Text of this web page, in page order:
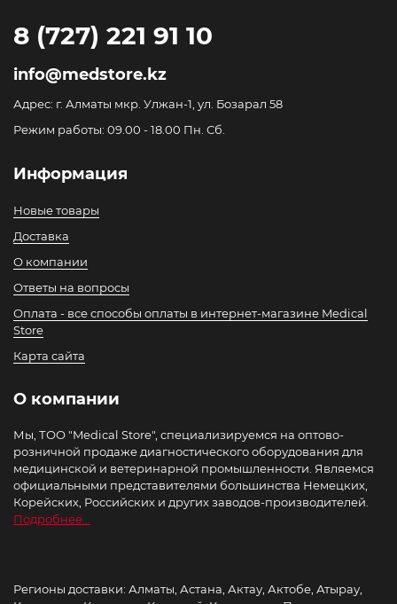
8 (727) 221 91 10
info@medstore.kz
Адрес: г. Алматы мкр. Улжан-1, ул. Бозарал 58
Режим работы: 09.00 - 18.00 Пн. Сб.
Информация
Новые товары
Доставка
О компании
Ответы на вопросы
Оплата - все способы оплаты в интернет-магазине Medical
Store
Карта сайта
О компании
Мы, ТОО "Medical Store", специализируемся на оптово-
розничной продаже диагностического оборудования для
медицинской и ветеринарной промышленности. Являемся
официальными представителями большинства Немецких,
Корейских, Российских и других заводов-производителей.
Подробнее...
Регионы доставки: Алматы, Астана, Актау, Актобе, Атырау,